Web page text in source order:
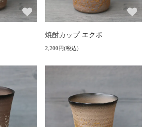
焼酎カップ エクボ
2,200円(税込)